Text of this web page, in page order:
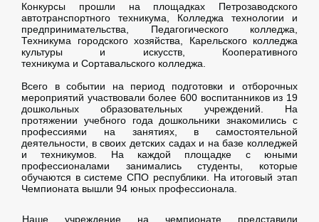
Конкурсы прошли на площадках Петрозаводского
автотранспортного техникума, Колледжа технологии и
предпринимательства, Педагогического колледжа,
Техникума городского хозяйства, Карельского колледжа
культуры и искусств, Кооперативного
техникума и Сортавальского колледжа.
Всего в событии на период подготовки и отборочных
мероприятий участвовали более 600 воспитанников из 19
дошкольных образовательных учреждений. На
протяжении учебного года дошкольники знакомились с
профессиями на занятиях, в самостоятельной
деятельности, в своих детских садах и на базе колледжей
и техникумов. На каждой площадке с юными
профессионалами занимались студенты, которые
обучаются в системе СПО республики. На итоговый этап
Чемпионата вышли 94 юных профессионала.
️️Наше учреждение на чемпионате представили